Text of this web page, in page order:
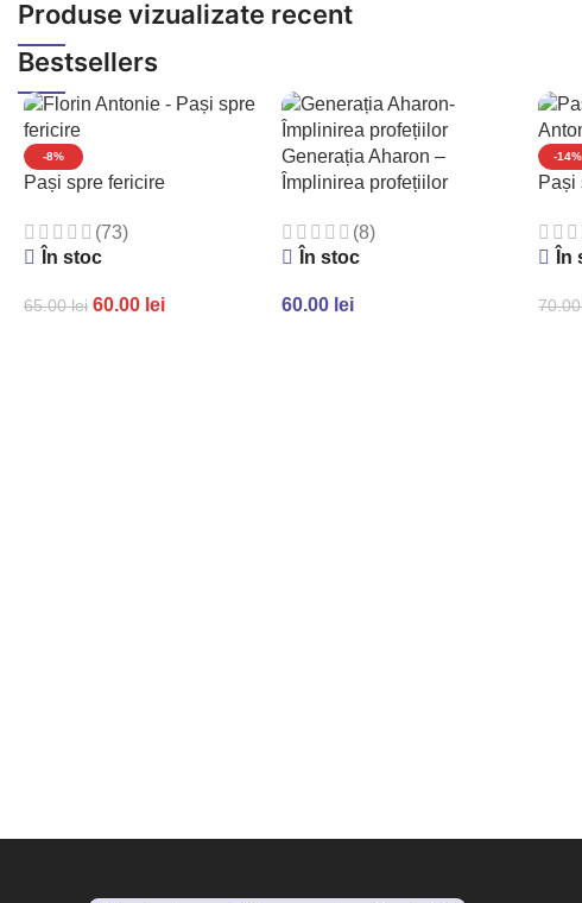
Produse vizualizate recent
Bestsellers
-8%
Pași spre fericire
(73)
În stoc
65.00lei 60.00 lei
Generația Aharon –
Împlinirea profețiilor
(8)
În stoc
60.00 lei
-14%
Pași
În
WhatsApp
TikTok